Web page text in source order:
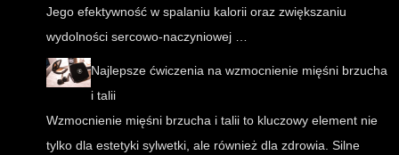
Jego efektywność w spalaniu kalorii oraz zwiększaniu
wydolności sercowo-naczyniowej …
Najlepsze ćwiczenia na wzmocnienie mięśni brzucha
i talii
Wzmocnienie mięśni brzucha i talii to kluczowy element nie
tylko dla estetyki sylwetki, ale również dla zdrowia. Silne